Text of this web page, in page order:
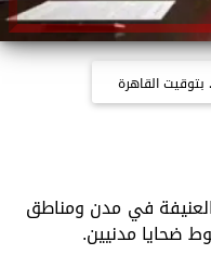
بتوقيت القاهرة
في مدن ومناطق
ضحايا مدنيين.